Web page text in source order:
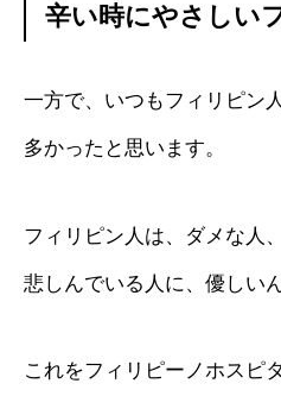
辛い時にやさしい
一方で、いつもフィリピン
多かったと思います。
フィリピン人は、ダメな人
悲しんでいる人に、優しい
これをフィリピーノホスピ